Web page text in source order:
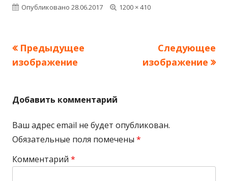
Опубликовано 28.06.2017
Полный
1200 × 410
Предыдущее
изображение
Следующее
изображение
Добавить комментарий
Ваш адрес email не будет опубликован.
Обязательные поля помечены *
Комментарий *